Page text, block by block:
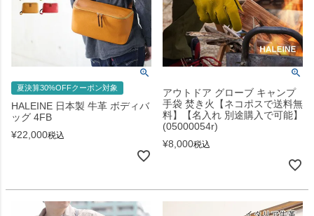
夏決算30%OFFクーポン対象
HALEINE 日本製 牛革 ボディバ
ッグ 4FB
¥22,000税込
アウトドア グローブ キャンプ
手袋 焚き火【ネコポスで送料無
料】【名入れ 別途購入で可能】
(05000054r)
¥8,000税込